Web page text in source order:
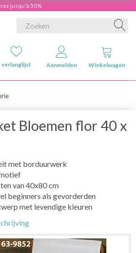
jusqu'à 50%
verlanglijst Aanmelden Winkelwagen
Bloemen flor 40 x
met borduurwerk
van 40x80 cm
beginners als gevorderden
met levendige kleuren